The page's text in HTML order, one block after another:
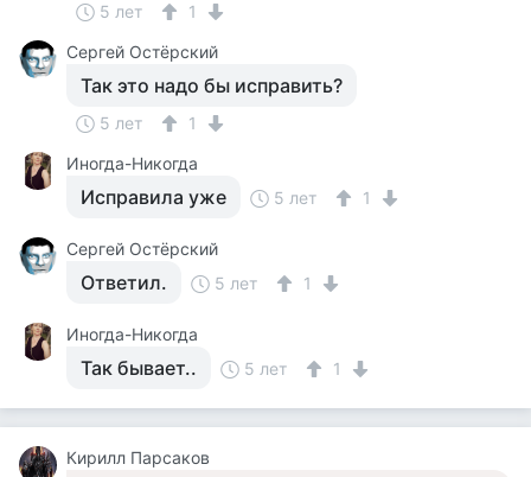
5 лет
1
Сергей Остёрский
Так это надо бы исправить?
5 лет
1
Иногда-Никогда
Исправила уже 5 лет 1
Сергей Остёрский
Ответил. 5 лет 1
Иногда-Никогда
Так бывает.. 5 лет 1
Кирилл Парсаков